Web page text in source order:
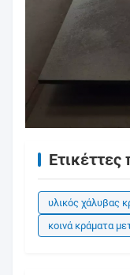
Ετικέττες
υλικός χάλυβας
κοινά κράματα